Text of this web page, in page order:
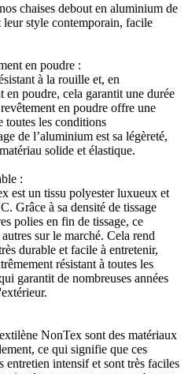
chaises debout en aluminium de
style contemporain, facile
en poudre :
à la rouille et, en
en poudre, cela garantit une durée
en poudre offre une
toutes les conditions
de l’aluminium est sa légèreté,
solide et élastique.
:
est un tissu polyester luxueux et
Grâce à sa densité de tissage
polies en fin de tissage, ce
sur le marché. Cela rend
durable et facile à entretenir,
résistant à toutes les
garantit de nombreuses années
NonTex sont des matériaux
ce qui signifie que ces
entretien intensif et sont très faciles